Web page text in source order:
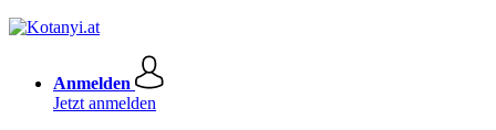
Anmelden
Jetzt anmelden